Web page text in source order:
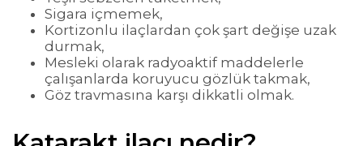
Sigara içmemek,
Kortizonlu ilaçlardan çok şart değişe uzak
durmak,
Mesleki olarak radyoaktif maddelerle
çalışanlarda koruyucu gözlük takmak,
Göz travmasına karşı dikkatli olmak.